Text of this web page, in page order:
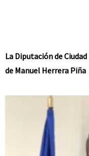
La Diputación de
de Manuel Herrera Piña